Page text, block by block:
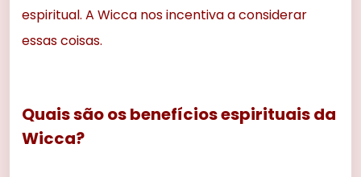
espiritual. A Wicca nos incentiva a considerar
essas coisas.
Quais são os benefícios espirituais da
Wicca?